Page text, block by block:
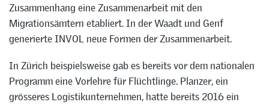
Zusammenhang eine Zusammenarbeit mit den
Migrationsämtern etabliert. In der Waadt und Genf
generierte INVOL neue Formen der Zusammenarbeit.
In Zürich beispielsweise gab es bereits vor dem nationalen
Programm eine Vorlehre für Flüchtlinge. Planzer, ein
grösseres Logistikunternehmen, hatte bereits 2016 ein